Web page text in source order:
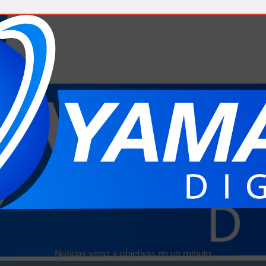
Noticias veraz y objetivas en un minuto